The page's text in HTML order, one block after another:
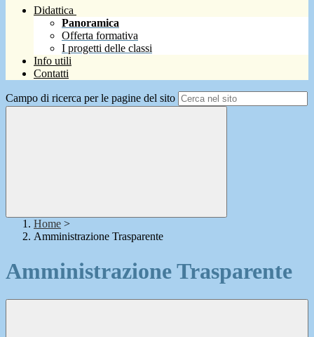
Didattica
Panoramica
Offerta formativa
I progetti delle classi
Info utili
Contatti
Campo di ricerca per le pagine del sito
Home >
Amministrazione Trasparente
Amministrazione Trasparente